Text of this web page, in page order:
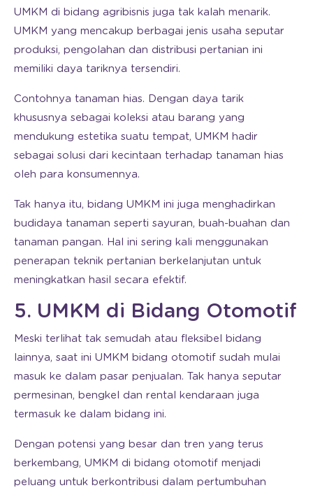
UMKM di bidang agribisnis juga tak kalah menarik.
UMKM yang mencakup berbagai jenis usaha seputar
produksi, pengolahan dan distribusi pertanian ini
memiliki daya tariknya tersendiri.
Contohnya tanaman hias. Dengan daya tarik
khususnya sebagai koleksi atau barang yang
mendukung estetika suatu tempat, UMKM hadir
sebagai solusi dari kecintaan terhadap tanaman hias
oleh para konsumennya.
Tak hanya itu, bidang UMKM ini juga menghadirkan
budidaya tanaman seperti sayuran, buah-buahan dan
tanaman pangan. Hal ini sering kali menggunakan
penerapan teknik pertanian berkelanjutan untuk
meningkatkan hasil secara efektif.
5. UMKM di Bidang Otomotif
Meski terlihat tak semudah atau fleksibel bidang
lainnya, saat ini UMKM bidang otomotif sudah mulai
masuk ke dalam pasar penjualan. Tak hanya seputar
permesinan, bengkel dan rental kendaraan juga
termasuk ke dalam bidang ini.
Dengan potensi yang besar dan tren yang terus
berkembang, UMKM di bidang otomotif menjadi
peluang untuk berkontribusi dalam pertumbuhan